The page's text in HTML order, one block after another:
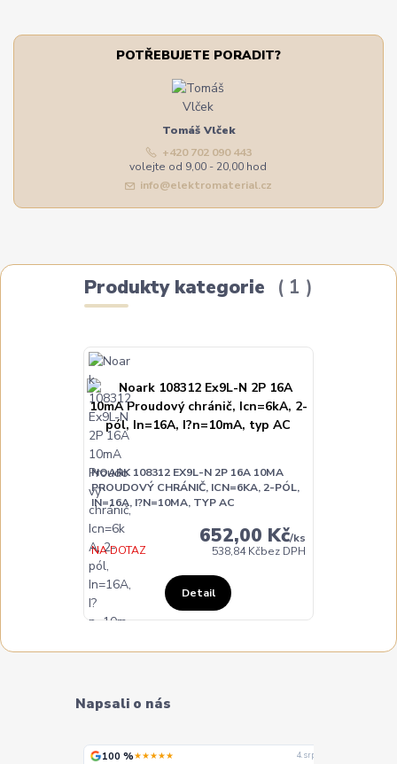
POTŘEBUJETE PORADIT?
Tomáš Vlček
+420 702 090 443
volejte od 9,00 - 20,00 hod
info@elektromaterial.cz
Produkty kategorie 1
NOARK 108312 EX9L-N 2P 16A 10MA
PROUDOVÝ CHRÁNIČ, ICN=6KA, 2-PÓL,
IN=16A, I?N=10MA, TYP AC
652,00 Kč/ks
538,84 Kčbez DPH
NA DOTAZ
Detail
Napsali o nás
100 %★★★★★ 4. srpna